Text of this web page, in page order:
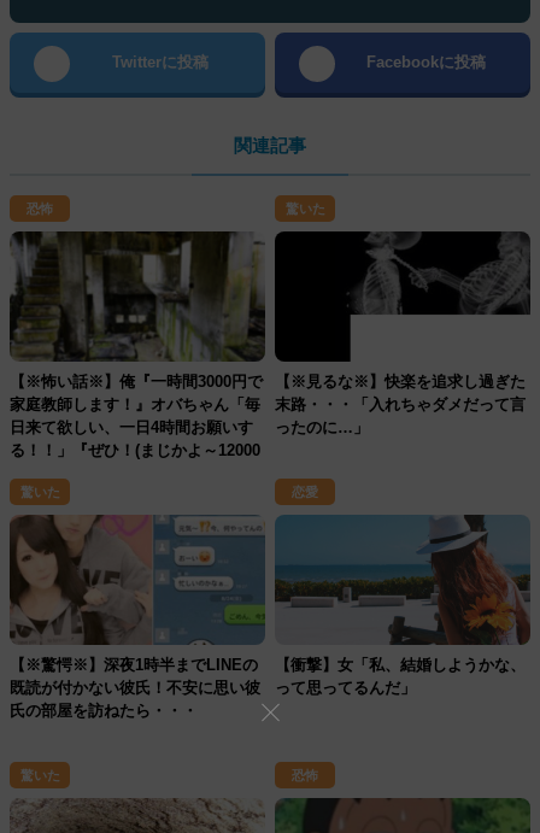
Twitterに投稿 Facebookに投稿
関連記事
恐怖
【※怖い話※】俺『一時間3000円で
家庭教師します！』オバちゃん「毎
日来て欲しい、一日4時間お願いす
る！！」『ぜひ！(まじかよ～12000
待っていた･･･
驚いた
【※見るな※】快楽を追求し過ぎた
末路・・・「入れちゃダメだって言
ったのに…」
驚いた
【※驚愕※】深夜1時半までLINEの
既読が付かない彼氏！不安に思い彼
氏の部屋を訪ねたら・・・
恋愛
【衝撃】女「私、結婚しようかな、
って思ってるんだ」
驚いた 恐怖